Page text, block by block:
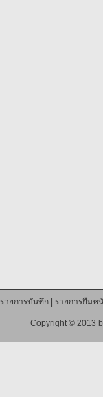
รายการบันทึก| รายการยืมห
Copyright © 2013